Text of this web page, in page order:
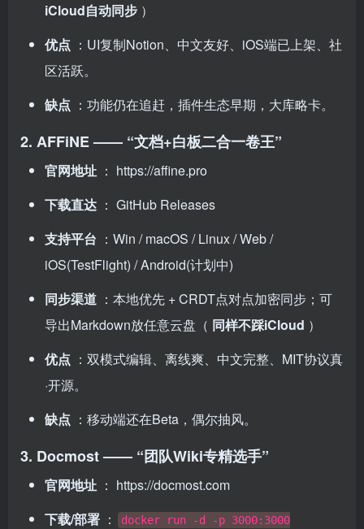
iCloud自动同步 ）
优点 ：UI复制Notion、中文友好、iOS端已上架、社
区活跃。
缺点 ：功能仍在追赶，插件生态早期，大库略卡。
2. AFFiNE —— “文档+白板二合一卷王”
官网地址 ： https://affine.pro
下载直达 ： GitHub Releases
支持平台 ：Win / macOS / Linux / Web /
iOS(TestFlight) / Android(计划中)
同步渠道 ：本地优先 + CRDT点对点加密同步；可
导出Markdown放任意云盘（ 同样不踩iCloud ）
优点 ：双模式编辑、离线爽、中文完整、MIT协议真
·开源。
缺点 ：移动端还在Beta，偶尔抽风。
3. Docmost —— “团队Wiki专精选手”
官网地址 ： https://docmost.com
下载/部署 ：
docker run -d -p 3000:3000